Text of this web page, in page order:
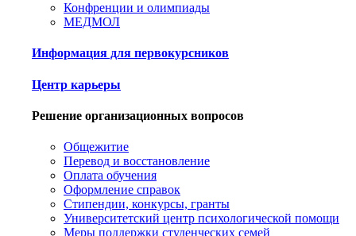
Конфренции и олимпиады
МЕДМОЛ
Информация для первокурсников
Центр карьеры
Решение организационных вопросов
Общежитие
Перевод и восстановление
Оплата обучения
Оформление справок
Стипендии, конкурсы, гранты
Университетский центр психологической помощи
Меры поддержки студенческих семей